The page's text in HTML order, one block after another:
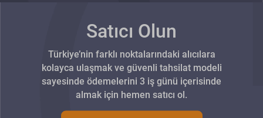
Satıcı Olun
Türkiye’nin farklı noktalarındaki alıcılara
kolayca ulaşmak ve güvenli tahsilat modeli
sayesinde ödemelerini 3 iş günü içerisinde
almak için hemen satıcı ol.